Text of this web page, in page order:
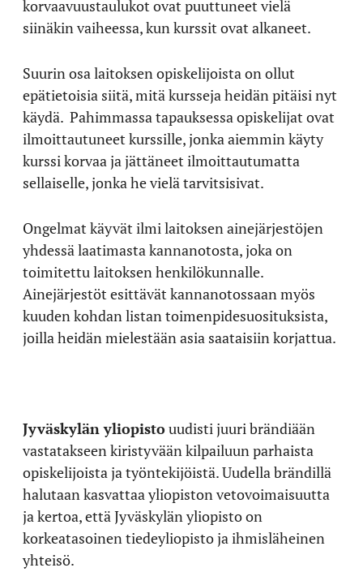
korvaavuustaulukot ovat puuttuneet vielä
siinäkin vaiheessa, kun kurssit ovat alkaneet.
Suurin osa laitoksen opiskelijoista on ollut
epätietoisia siitä, mitä kursseja heidän pitäisi nyt
käydä. Pahimmassa tapauksessa opiskelijat ovat
ilmoittautuneet kurssille, jonka aiemmin käyty
kurssi korvaa ja jättäneet ilmoittautumatta
sellaiselle, jonka he vielä tarvitsisivat.
Ongelmat käyvät ilmi laitoksen ainejärjestöjen
yhdessä laatimasta kannanotosta, joka on
toimitettu laitoksen henkilökunnalle.
Ainejärjestöt esittävät kannanotossaan myös
kuuden kohdan listan toimenpidesuosituksista,
joilla heidän mielestään asia saataisiin korjattua.
Jyväskylän yliopistouudisti juuri brändiään
vastatakseen kiristyvään kilpailuun parhaista
opiskelijoista ja työntekijöistä. Uudella brändillä
halutaan kasvattaa yliopiston vetovoimaisuutta
ja kertoa, että Jyväskylän yliopisto on
korkeatasoinen tiedeyliopisto ja ihmisläheinen
yhteisö.